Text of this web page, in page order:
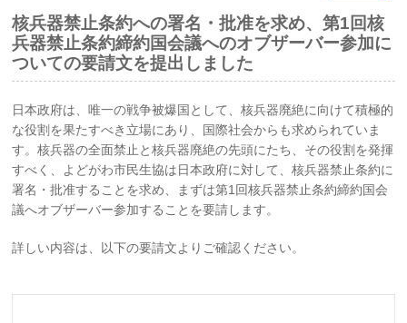
核兵器禁止条約への署名・批准を求め、第1回核
兵器禁止条約締約国会議へのオブザーバー参加に
ついての要請文を提出しました
日本政府は、唯一の戦争被爆国として、核兵器廃絶に向けて積極的
な役割を果たすべき立場にあり、国際社会からも求められていま
す。核兵器の全面禁止と核兵器廃絶の先頭にたち、その役割を発揮
すべく、よどがわ市民生協は日本政府に対して、核兵器禁止条約に
署名・批准することを求め、まずは第1回核兵器禁止条約締約国会
議へオブザーバー参加することを要請します。
詳しい内容は、以下の要請文よりご確認ください。